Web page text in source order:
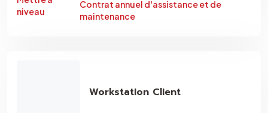
niveau
Contrat annuel d'assistance et de
maintenance
Workstation Client